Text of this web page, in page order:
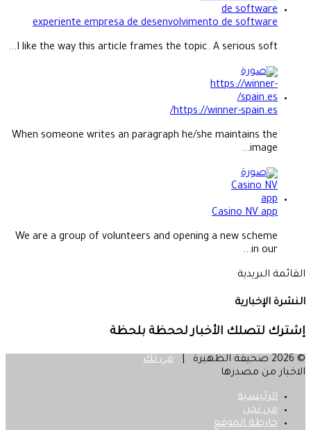
experiente empresa de desenvolvimento de software
I like the way this article frames the topic. A serious soft...
https://winner-spain.es/
When someone writes an paragraph he/she maintains the
image...
Casino NV app
We are a group of volunteers and opening a new scheme
in our...
القائمة البريدية
النشرة الإخبارية
إشترك لتصلك الأخبار لححظة بلحظة
© 2026 صحيفة الظهيرة |
مي تك
الاخبار من مصدرها
الرئيسية
من نحن
خارطة الموقع